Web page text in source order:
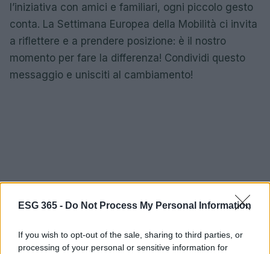
ESG 365 - Do Not Process My Personal Information
If you wish to opt-out of the sale, sharing to third parties, or
processing of your personal or sensitive information for
l’iniziativa con amici e familiari, ogni piccolo gesto
conta. La Settimana Europea della Mobilità ci invita
a riflettere e a prendere posizione: è il nostro
momento per fare la differenza! Condividi questo
messaggio e unisciti al cambiamento!